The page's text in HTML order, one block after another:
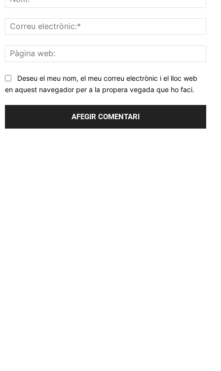
web:
Deseu el meu nom, el meu correu electrònic i el lloc web
en aquest navegador per a la propera vegada que ho faci.